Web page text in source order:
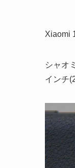
Xiaomi
シャオ
インチ